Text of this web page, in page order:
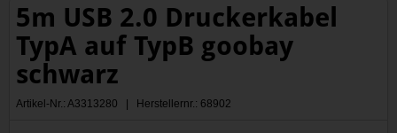
5m USB 2.0 Druckerkabel
TypA auf TypB goobay
schwarz
Artikel-Nr.: A3313280 | Herstellernr.: 68902